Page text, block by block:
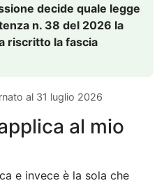
decide quale legge
n. 38 del 2026 la
riscritto la fascia
al 31 luglio 2026
al mio
e invece è la sola che